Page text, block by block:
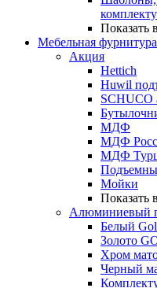
Показать
Мебельная фурнитура
Акция
Hettich
Huwil
МДФ
МДФ
МДФ
Мойки
Показать
Алюминиевый
Белый
Золото
Хром
Черный